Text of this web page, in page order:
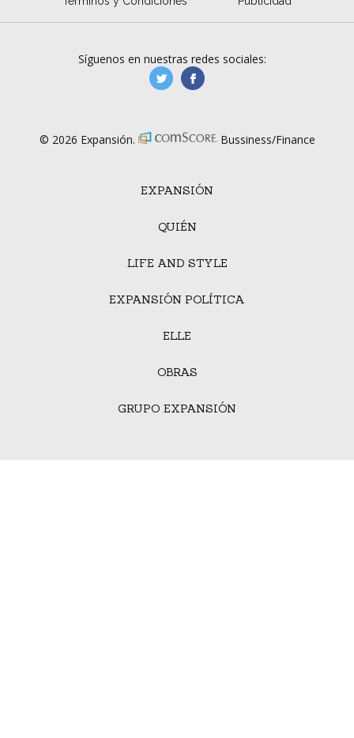
EXPANSIÓN
QUIÉN
LIFE AND STYLE
EXPANSIÓN POLÍTICA
ELLE
OBRAS
GRUPO EXPANSIÓN
Síguenos en nuestras redes sociales:
manufacturaGE
© 2026 Expansión. Bussiness/Finance